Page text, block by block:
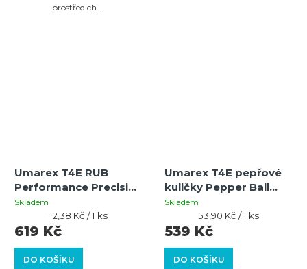
prostředích....
Umarex T4E RUB
Performance Precision
Cal.50 - 0,75 g - 50 ks
Skladem
DO KOŠÍKU
619 Kč
Měrná
cena:
12,38 Kč / 1 ks
Umarex T4E pepřové
kuličky Pepper Ball
Cal.50 - 10ks
Skladem
DO KOŠÍKU
539 Kč
Měrná
cena:
53,90 Kč / 1 ks